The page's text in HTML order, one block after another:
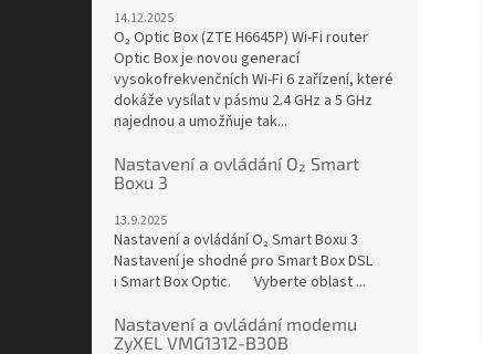
14.12.2025
O₂ Optic Box (ZTE H6645P) Wi-Fi router
Optic Box je novou generací
vysokofrekvenčních Wi-Fi 6 zařízení, které
dokáže vysílat v pásmu 2.4 GHz a 5 GHz
najednou a umožňuje tak...
Nastavení a ovládání O₂ Smart
Boxu 3
13.9.2025
Nastavení a ovládání O₂ Smart Boxu 3
Nastavení je shodné pro Smart Box DSL
i Smart Box Optic. Vyberte oblast ...
Nastavení a ovládání modemu
ZyXEL VMG1312-B30B